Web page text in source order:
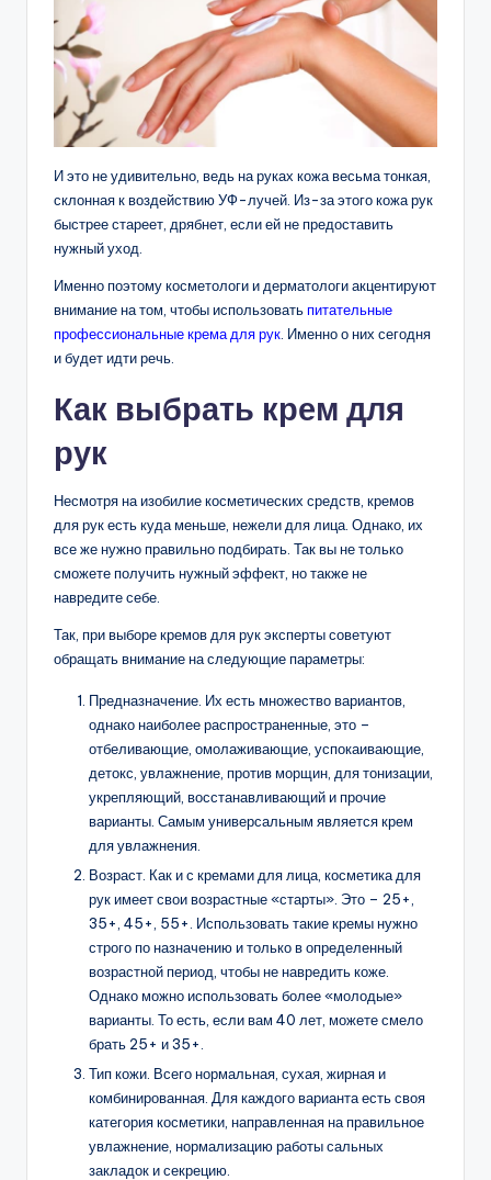
И это не удивительно, ведь на руках кожа весьма тонкая,
склонная к воздействию УФ-лучей. Из-за этого кожа рук
быстрее стареет, дрябнет, если ей не предоставить
нужный уход.
Именно поэтому косметологи и дерматологи акцентируют
внимание на том, чтобы использоватьпитательные
профессиональные крема для рук . Именно о них сегодня
и будет идти речь.
Как выбрать крем для
рук
Несмотря на изобилие косметических средств, кремов
для рук есть куда меньше, нежели для лица. Однако, их
все же нужно правильно подбирать. Так вы не только
сможете получить нужный эффект, но также не
навредите себе.
Так, при выборе кремов для рук эксперты советуют
обращать внимание на следующие параметры:
Предназначение. Их есть множество вариантов,
однако наиболее распространенные, это –
отбеливающие, омолаживающие, успокаивающие,
детокс, увлажнение, против морщин, для тонизации,
укрепляющий, восстанавливающий и прочие
варианты. Самым универсальным является крем
для увлажнения.
Возраст. Как и с кремами для лица, косметика для
рук имеет свои возрастные «старты». Это – 25+,
35+, 45+, 55+. Использовать такие кремы нужно
строго по назначению и только в определенный
возрастной период, чтобы не навредить коже.
Однако можно использовать более «молодые»
варианты. То есть, если вам 40 лет, можете смело
брать 25+ и 35+.
Тип кожи. Всего нормальная, сухая, жирная и
комбинированная. Для каждого варианта есть своя
категория косметики, направленная на правильное
увлажнение, нормализацию работы сальных
закладок и секрецию.